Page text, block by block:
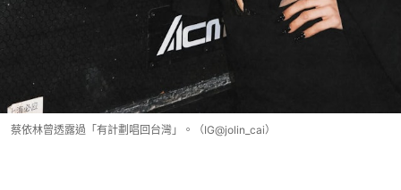
蔡依林曾透露過「有計劃唱回台灣」。（IG@jolin_cai）